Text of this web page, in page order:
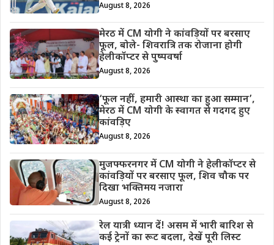
August 8, 2026
मेरठ में CM योगी ने कांवड़ियों पर बरसाए
फूल, बोले- शिवरात्रि तक रोजाना होगी
हेलीकॉप्टर से पुष्पवर्षा
August 8, 2026
‘फूल नहीं, हमारी आस्था का हुआ सम्मान’,
मेरठ में CM योगी के स्वागत से गदगद हुए
कांवड़िए
August 8, 2026
मुजफ्फरनगर में CM योगी ने हेलीकॉप्टर से
कांवड़ियों पर बरसाए फूल, शिव चौक पर
दिखा भक्तिमय नजारा
August 8, 2026
रेल यात्री ध्यान दें! असम में भारी बारिश से
कई ट्रेनों का रूट बदला, देखें पूरी लिस्ट